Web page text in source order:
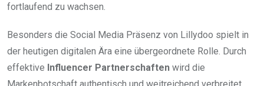
fortlaufend zu wachsen.
Besonders die Social Media Präsenz von Lillydoo spielt in
der heutigen digitalen Ära eine übergeordnete Rolle. Durch
effektive Influencer Partnerschaften wird die